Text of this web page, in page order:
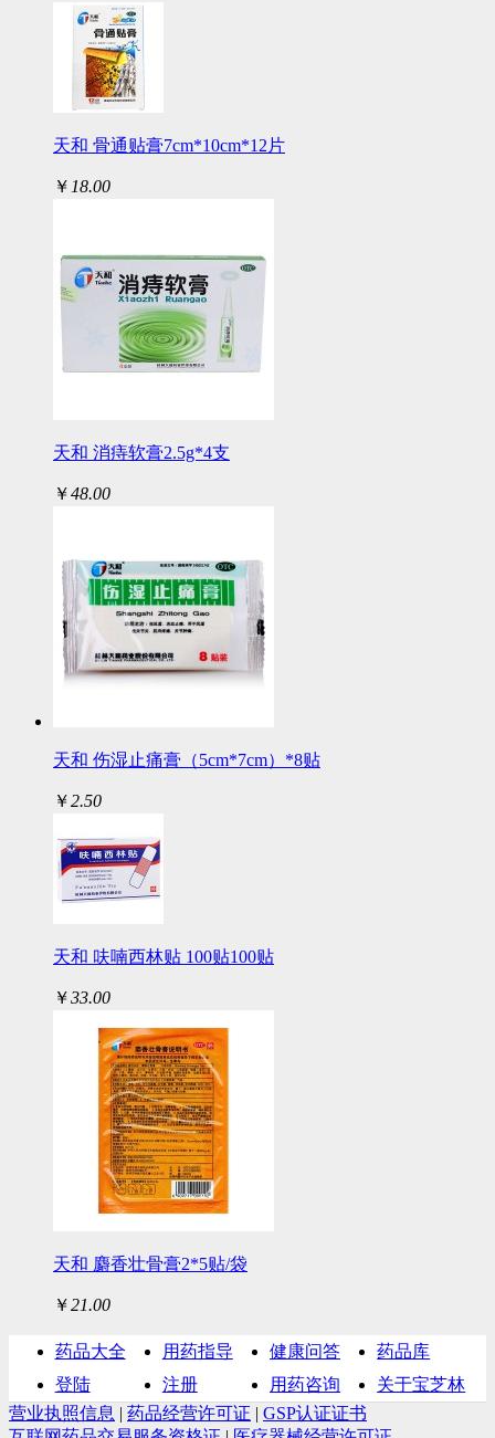
天和 骨通贴膏7cm*10cm*12片
￥ 18.00
天和 消痔软膏2.5g*4支
￥48.00
天和 伤湿止痛膏（5cm*7cm）*8贴
￥2.50
天和 呋喃西林贴 100贴100贴
￥33.00
天和 麝香壮骨膏2*5贴/袋
￥21.00
药品大全 用药指导 健康问答
药品库
登陆
注册 用药咨询
关于宝芝林
营业执照信息 | 药品经营许可证 | GSP认证证书